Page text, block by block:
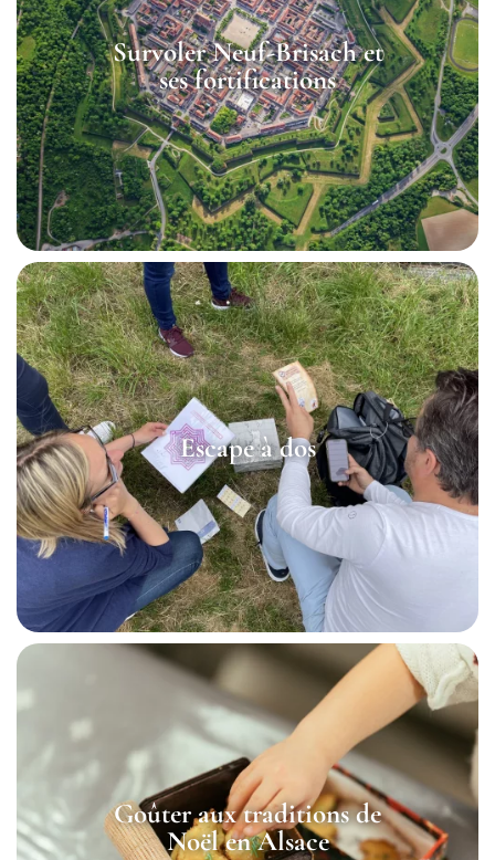
Survoler Neuf-Brisach et
ses fortifications
Escape à dos
Goûter aux traditions de
Noël en Alsace